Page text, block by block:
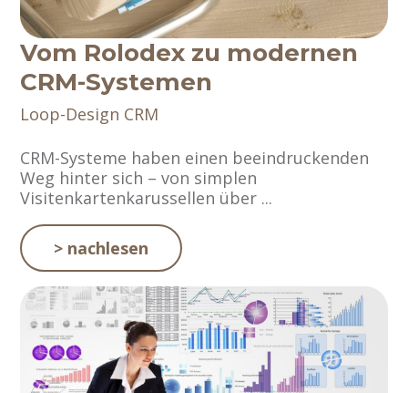
Vom Rolodex zu modernen
CRM-Systemen
Loop-Design CRM
CRM-Systeme haben einen beeindruckenden
Weg hinter sich – von simplen
Visitenkartenkarussellen über ...
> nachlesen